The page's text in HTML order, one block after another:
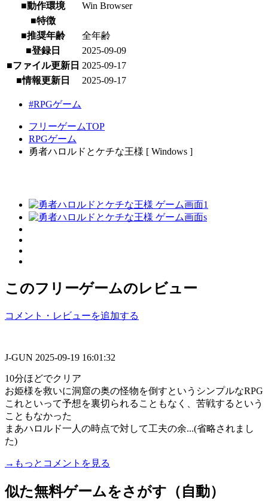
■動作環境
Win Browser
■特徴
■推奨年齢
全年齢
■登録日
2025-09-09
■ファイル更新日 2025-09-17
■情報更新日
2025-09-17
#RPGゲーム
フリーゲームTOP
RPGゲーム
勇者ハロルドとケチな王様 [ Windows ]
このフリーゲームのレビュー
コメント・レビューを追加する
J-GUN 2025-09-19 16:01:32
10分ほどでクリア
お姫様を救いに洞窟の奥の怪物を倒すというシンプルなRPG
これといって予想を裏切られることもなく、苦戦するという
こともなかった
まあハロルド一人の時点で対して工夫の余...(省略されまし
た)
→もっとコメントを見る
似た無料ゲームをさがす（自動）